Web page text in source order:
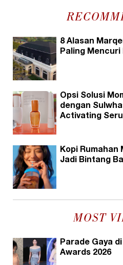
8 Alasan
Paling
Opsi Solusi
dengan
Activating
Kopi Rumahan
Jadi Bintang
MOST
Parade Gaya
Awards 2026